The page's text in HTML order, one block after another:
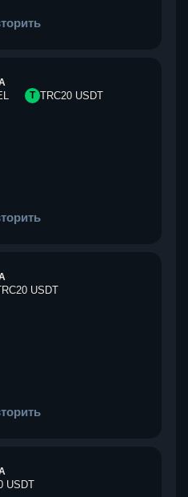
T TRC20 USDT
USDT
USDT